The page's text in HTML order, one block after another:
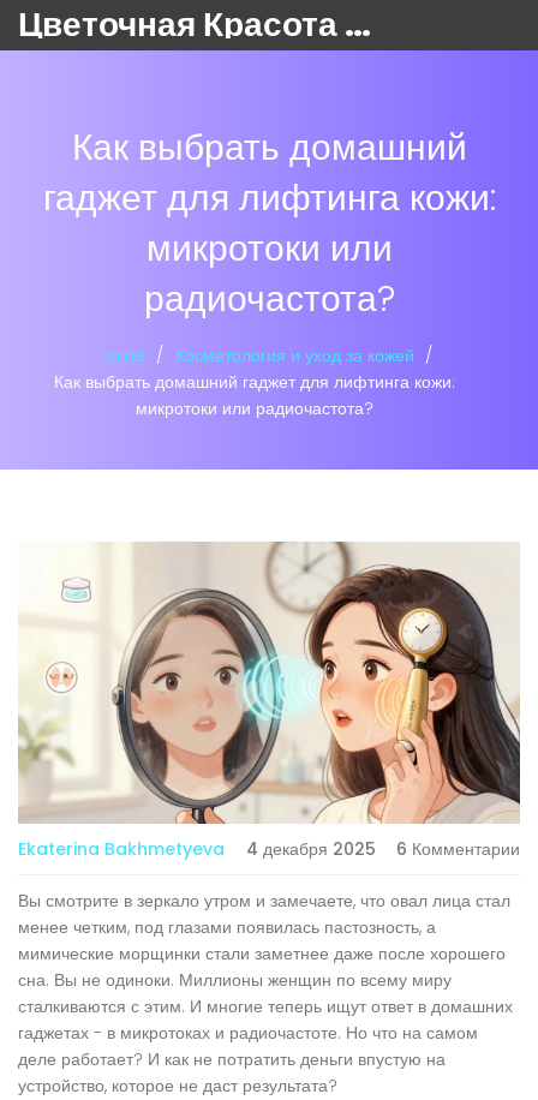
Цветочная Красота 24
Как выбрать домашний
гаджет для лифтинга кожи:
микротоки или
радиочастота?
Home
Косметология и уход за кожей
Как выбрать домашний гаджет для лифтинга кожи:
микротоки или радиочастота?
Ekaterina Bakhmetyeva 4 декабря 2025 6 Комментарии
Вы смотрите в зеркало утром и замечаете, что овал лица стал
менее четким, под глазами появилась пастозность, а
мимические морщинки стали заметнее даже после хорошего
сна. Вы не одиноки. Миллионы женщин по всему миру
сталкиваются с этим. И многие теперь ищут ответ в домашних
гаджетах - в микротоках и радиочастоте. Но что на самом
деле работает? И как не потратить деньги впустую на
устройство, которое не даст результата?